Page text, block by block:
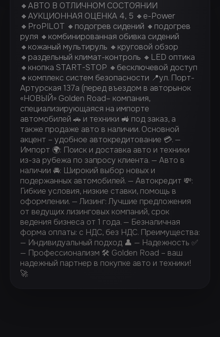
🔸АВТО В ОТЛИЧНОМ СОСТОЯНИИ
🔸АУКЦИОННАЯ ОЦЕНКА 4, 5 🔸e-Power
🔸ProPILOT 🔸подогрев сидений 🔸подогрев
руля 🔸комбинированная обивка сидений
🔸кожаный мультируль 🔸круговой обзор
🔸раздельный климат-контроль 🔸LED оптика
🔸кнопка START-STOP 🔸бесключевой доступ
🔸комплекс систем безопасности 📍ул. Порт-
Артурская 137а (перед въездом в авторынок
«НОВЫЙ» Golden Road– компания,
специализирующаяся на импорте
автомобилей 🚗 и техники 🚜 под заказ, а
также продаже авто в наличии. Основной
акцент – удобное автокредитование 💳. —
Импорт 🌍: Поиск и доставка авто и техники
из-за рубежа по запросу клиента. — Авто в
наличии 🚘: Широкий выбор новых и
подержанных автомобилей. — Автокредит 💸:
Гибкие условия, низкие ставки, помощь в
оформлении. — ⁠Лизинг: Лучшие предложения
от ведущих лизинговых компаний, срок
ведения бизнеса от 1 года. — ⁠Безналичная
форма оплаты: с НДС, без НДС. Преимущества:
— Индивидуальный подход 👤 — Надежность ✅
— Профессионализм 🛠️ Golden Road – ваш
надежный партнер в покупке авто и техники!
🚀